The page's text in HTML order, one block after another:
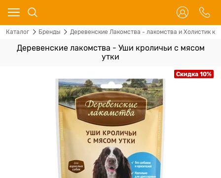
Каталог Бренды Деревенские Лакомства - лакомства и Холистик
Деревенские лакомства - Уши кроличьи с мясом
утки
Скидка 10%